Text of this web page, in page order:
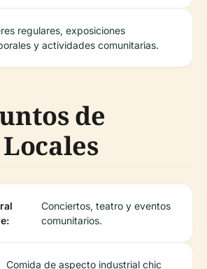
regulares, exposiciones
y actividades comunitarias.
de
Conciertos, teatro y eventos
comunitarios.
Comida de aspecto industrial chic